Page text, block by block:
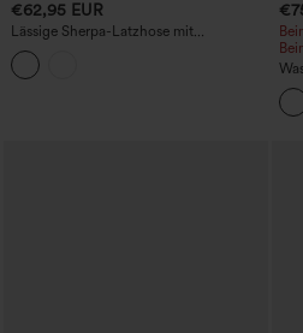
€62,95 EUR
Lässige Sherpa-Latzhose mit
verstellbaren Trägern und Taschen